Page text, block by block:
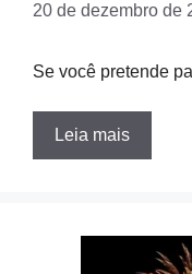
20 de dezembro de
Se você pretende
Leia mais